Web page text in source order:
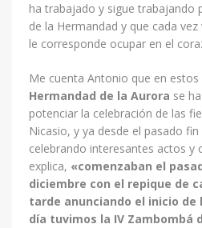
ha trabajado y sigue trabajando
de la Hermandad y que cada
le corresponde ocupar en el
Me cuenta Antonio que en
Hermandad de la Aurora se
potenciar la celebración de las
Nicasio, y ya desde el pasado
celebrando interesantes actos y
explica, «comenzaban el
diciembre con el repique de
tarde anunciando el inicio de
día tuvimos la IV Zambombá